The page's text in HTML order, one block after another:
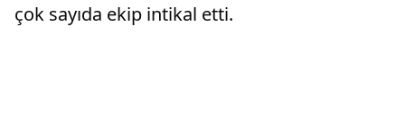
çok sayıda ekip intikal etti.